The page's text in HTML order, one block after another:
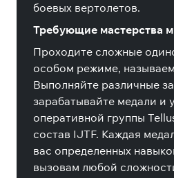
боевых вертолетов.
Требующие мастерства
Проходите сложные
особом режиме,
Выполняйте различные
зарабатывайте медали и
оперативной группы
состав IJTF. Каждая
вас определенных
вызовам любой